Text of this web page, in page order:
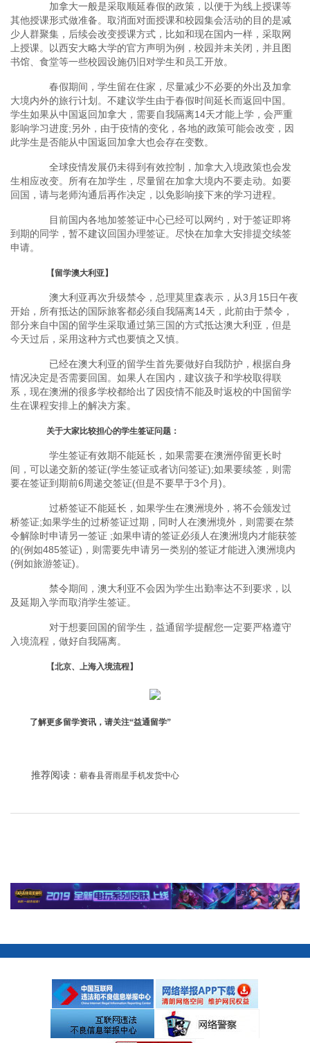
加拿大一般是采取顺延春假的政策，以便于为线上授课等
其他授课形式做准备。取消面对面授课和校园集会活动的目的是减
少人群聚集，后续会改变授课方式，比如和现在国内一样，采取网
上授课。以西安大略大学的官方声明为例，校园并未关闭，并且图
书馆、食堂等一些校园设施仍旧对学生和员工开放。
春假期间，学生留在住家，尽量减少不必要的外出及加拿
大境内外的旅行计划。不建议学生由于春假时间延长而返回中国。
学生如果从中国返回加拿大，需要自我隔离14天才能上学，会严重
影响学习进度;另外，由于疫情的变化，各地的政策可能会改变，因
此学生是否能从中国返回加拿大也会存在变数。
全球疫情发展仍未得到有效控制，加拿大入境政策也会发
生相应改变。所有在加学生，尽量留在加拿大境内不要走动。如要
回国，请与老师沟通后再作决定，以免影响接下来的学习进程。
目前国内各地加签签证中心已经可以网约，对于签证即将
到期的同学，暂不建议回国办理签证。尽快在加拿大安排提交续签
申请。
【留学澳大利亚】
澳大利亚再次升级禁令，总理莫里森表示，从3月15日午夜
开始，所有抵达的国际旅客都必须自我隔离14天，此前由于禁令，
部分来自中国的留学生采取通过第三国的方式抵达澳大利亚，但是
今天过后，采用这种方式也要慎之又慎。
已经在澳大利亚的留学生首先要做好自我防护，根据自身
情况决定是否需要回国。如果人在国内，建议孩子和学校取得联
系，现在澳洲的很多学校都给出了因疫情不能及时返校的中国留学
生在课程安排上的解决方案。
关于大家比较担心的学生签证问题：
学生签证有效期不能延长，如果需要在澳洲停留更长时
间，可以递交新的签证(学生签证或者访问签证);如果要续签，则需
要在签证到期前6周递交签证(但是不要早于3个月)。
过桥签证不能延长，如果学生在澳洲境外，将不会颁发过
桥签证;如果学生的过桥签证过期，同时人在澳洲境外，则需要在禁
令解除时申请另一签证 ;如果申请的签证必须人在澳洲境内才能获签
的(例如485签证)，则需要先申请另一类别的签证才能进入澳洲境内
(例如旅游签证)。
禁令期间，澳大利亚不会因为学生出勤率达不到要求，以
及延期入学而取消学生签证。
对于想要回国的留学生，益通留学提醒您一定要严格遵守
入境流程，做好自我隔离。
【北京、上海入境流程】
了解更多留学资讯，请关注“益通留学”
推荐阅读： 蕲春县胥雨星手机发货中心